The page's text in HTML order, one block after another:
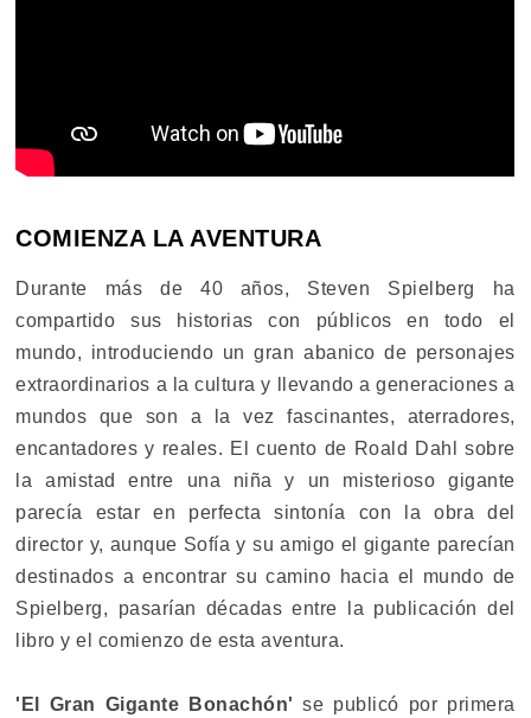
COMIENZA LA AVENTURA
Durante más de 40 años, Steven Spielberg ha
compartido sus historias con públicos en todo el
mundo, introduciendo un gran abanico de personajes
extraordinarios a la cultura y llevando a generaciones a
mundos que son a la vez fascinantes, aterradores,
encantadores y reales. El cuento de Roald Dahl sobre
la amistad entre una niña y un misterioso gigante
parecía estar en perfecta sintonía con la obra del
director y, aunque Sofía y su amigo el gigante parecían
destinados a encontrar su camino hacia el mundo de
Spielberg, pasarían décadas entre la publicación del
libro y el comienzo de esta aventura.
'El Gran Gigante Bonachón'se publicó por primera